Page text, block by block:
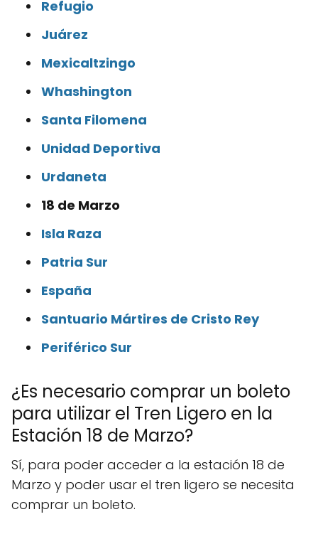
Refugio
Juárez
Mexicaltzingo
Whashington
Santa Filomena
Unidad Deportiva
Urdaneta
18 de Marzo
Isla Raza
Patria Sur
España
Santuario Mártires de Cristo Rey
Periférico Sur
¿Es necesario comprar un boleto
para utilizar el Tren Ligero en la
Estación 18 de Marzo?
Sí, para poder acceder a la estación 18 de
Marzo y poder usar el tren ligero se necesita
comprar un boleto.